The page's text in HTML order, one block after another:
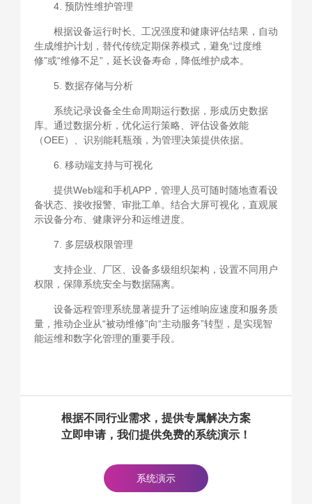
4. 预防性维护管理
根据设备运行时长、工况强度和健康评估结果，自动
生成维护计划，替代传统定期保养模式，避免“过度维
修”或“维修不足”，延长设备寿命，降低维护成本。
5. 数据存储与分析
系统记录设备全生命周期运行数据，形成历史数据
库。通过数据分析，优化运行策略、评估设备效能
（OEE）、识别能耗瓶颈，为管理决策提供依据。
6. 移动端支持与可视化
提供Web端和手机APP，管理人员可随时随地查看设
备状态、接收报警、审批工单。结合大屏可视化，直观展
示设备分布、健康评分和运维进度。
7. 多层级权限管理
支持企业、厂区、设备多级组织架构，设置不同用户
权限，保障系统安全与数据隔离。
设备远程管理系统显著提升了运维响应速度和服务质
量，推动企业从“被动维修”向“主动服务”转型，是实现智
能运维和数字化管理的重要手段。
根据不同行业需求，提供专属解决方案
立即申请，我们提供免费的系统演示！
系统演示